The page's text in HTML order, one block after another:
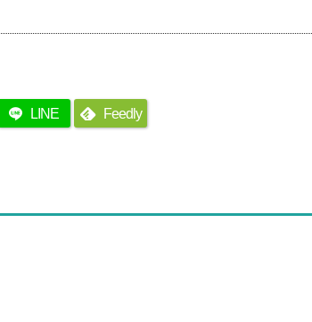
LINE Feedly